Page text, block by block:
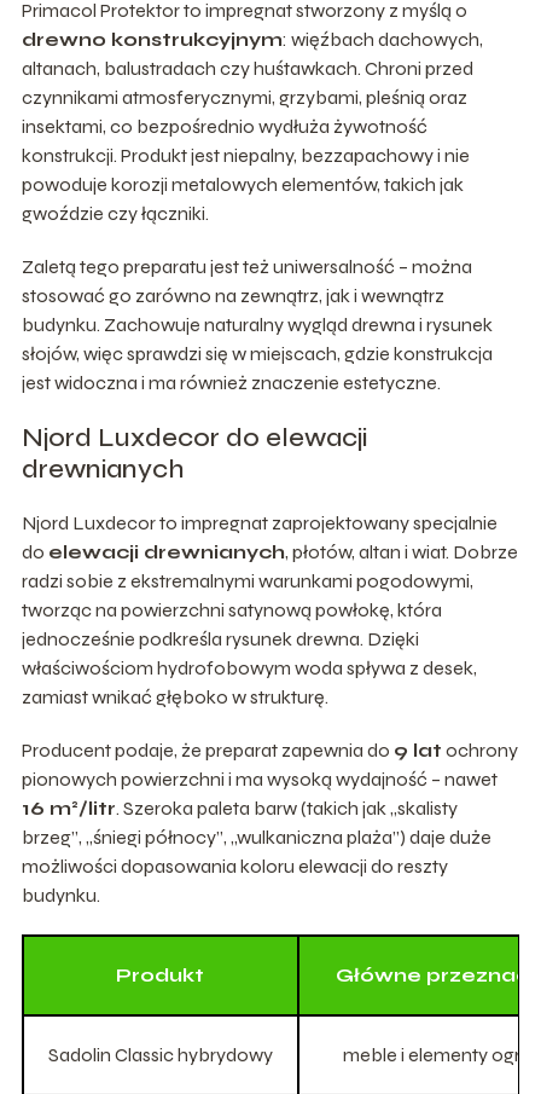
Primacol Protektor to impregnat stworzony z myślą o
drewno konstrukcyjnym: więźbach dachowych,
altanach, balustradach czy huśtawkach. Chroni przed
czynnikami atmosferycznymi, grzybami, pleśnią oraz
insektami, co bezpośrednio wydłuża żywotność
konstrukcji. Produkt jest niepalny, bezzapachowy i nie
powoduje korozji metalowych elementów, takich jak
gwoździe czy łączniki.
Zaletą tego preparatu jest też uniwersalność – można
stosować go zarówno na zewnątrz, jak i wewnątrz
budynku. Zachowuje naturalny wygląd drewna i rysunek
słojów, więc sprawdzi się w miejscach, gdzie konstrukcja
jest widoczna i ma również znaczenie estetyczne.
Njord Luxdecor do elewacji
drewnianych
Njord Luxdecor to impregnat zaprojektowany specjalnie
do elewacji drewnianych, płotów, altan i wiat. Dobrze
radzi sobie z ekstremalnymi warunkami pogodowymi,
tworząc na powierzchni satynową powłokę, która
jednocześnie podkreśla rysunek drewna. Dzięki
właściwościom hydrofobowym woda spływa z desek,
zamiast wnikać głęboko w strukturę.
Producent podaje, że preparat zapewnia do 9 lat ochrony
pionowych powierzchni i ma wysoką wydajność – nawet
16 m²/litr. Szeroka paleta barw (takich jak „skalisty
brzeg”, „śniegi północy”, „wulkaniczna plaża”) daje duże
możliwości dopasowania koloru elewacji do reszty
budynku.
Produkt Główne
Sadolin Classic hybrydowy meble i elementy